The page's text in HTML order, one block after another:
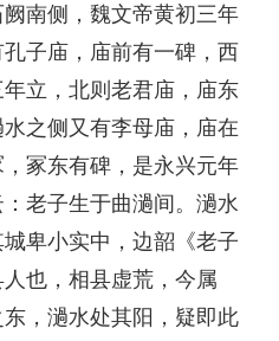
南侧，魏文帝黄初三年
子庙，庙前有一碑，西
立，北则老君庙，庙东
之侧又有李母庙，庙在
冢东有碑，是永兴元年
老子生于曲濄间。濄水
卑小实中，边韶《老子
也，相县虚荒，今属
，濄水处其阳，疑即此